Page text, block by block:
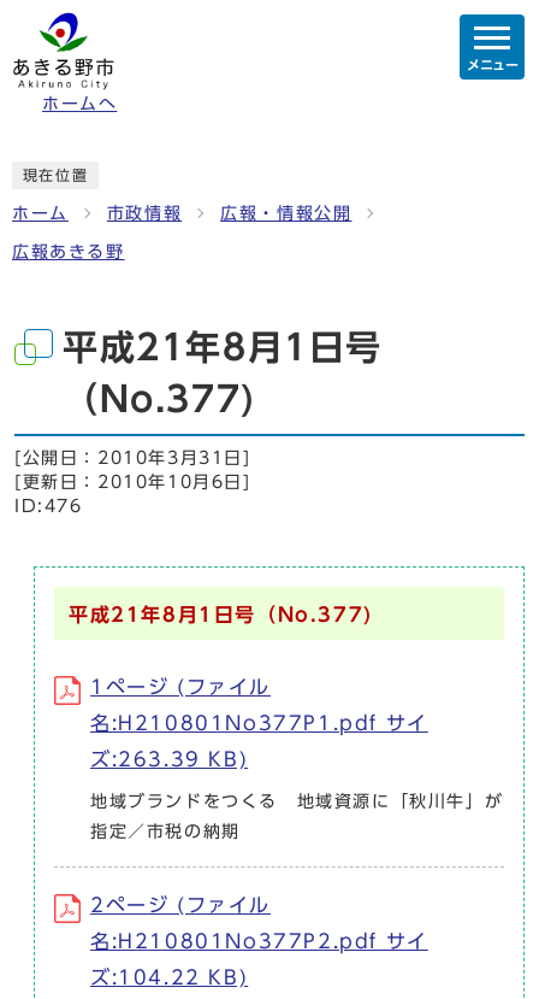
ホームへ
メニュー
現在位置
ホーム 市政情報 広報・情報公開
広報あきる野
平成21年8月1日号
（No.377)
[公開日： 2010年3月31日
[更新日： 2010年10月6日
ID:476
平成21年8月1日号（No.377)
1ページ (ファイル
名:H210801No377P1.pdf サイ
ズ:263.39 KB)
地域ブランドをつくる 地域資源に「秋川牛」が
指定／市税の納期
2ページ (ファイル
名:H210801No377P2.pdf サイ
ズ:104.22 KB)